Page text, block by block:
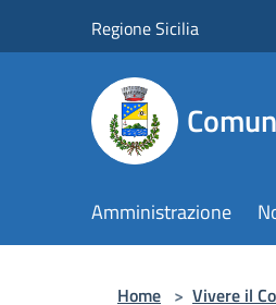
Regione Sicilia
Amministrazione
Home > Vivere il